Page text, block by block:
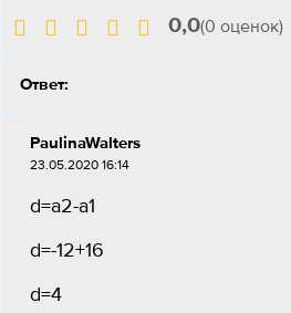
0,0(0 оценок)
Ответ:
PaulinaWalters
23.05.2020 16:14
d=a2-a1
d=-12+16
d=4